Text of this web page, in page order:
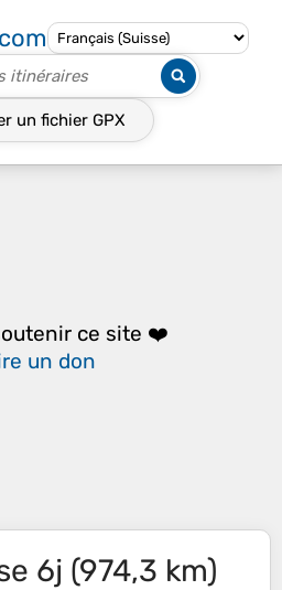
un fichier GPX
ce site ❤️
un don
6j (974,3 km)